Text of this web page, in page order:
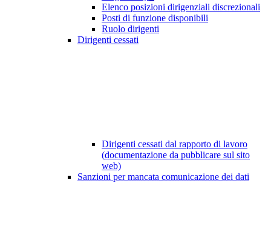
Elenco posizioni dirigenziali discrezionali
Posti di funzione disponibili
Ruolo dirigenti
Dirigenti cessati
Dirigenti cessati dal rapporto di lavoro
(documentazione da pubblicare sul sito
web)
Sanzioni per mancata comunicazione dei dati